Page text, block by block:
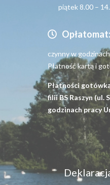
piątek 8.00 –
Opłatomat:
czynny w
Płatność kartą i
Płatności
filii BS Raszyn (ul.
godzinach pracy
Menu
dostępność